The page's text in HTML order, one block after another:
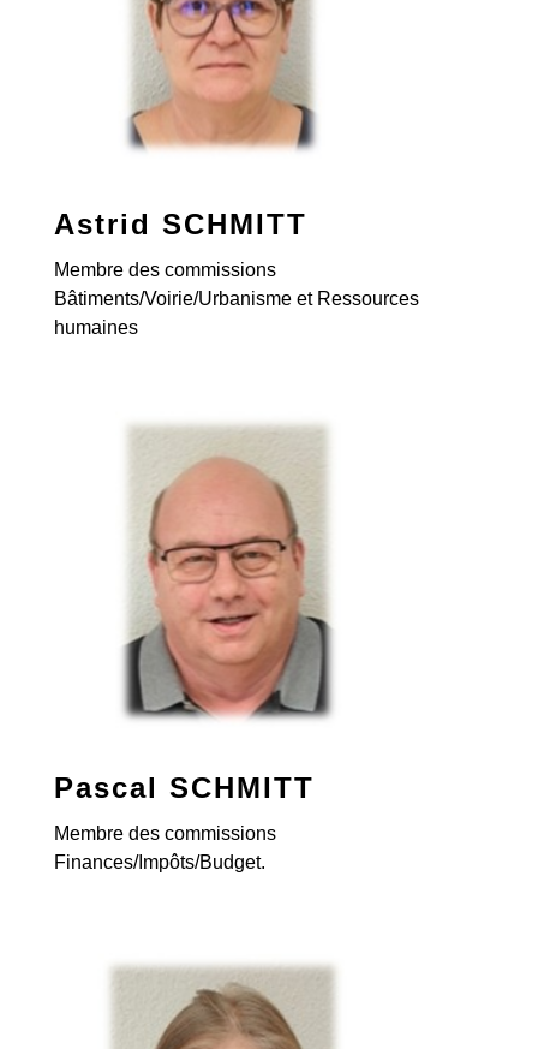
Astrid SCHMITT
Membre des commissions
Bâtiments/Voirie/Urbanisme et Ressources
humaines
Pascal SCHMITT
Membre des commissions
Finances/Impôts/Budget.